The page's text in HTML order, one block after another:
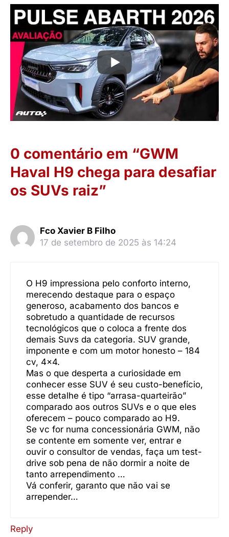
0 comentário em “GWM
Haval H9 chega para desafiar
os SUVs raiz”
Fco Xavier B Filho
17 de setembro de 2025 às 14:24
O H9 impressiona pelo conforto interno,
merecendo destaque para o espaço
generoso, acabamento dos bancos e
sobretudo a quantidade de recursos
tecnológicos que o coloca a frente dos
demais Suvs da categoria. SUV grande,
imponente e com um motor honesto – 184
cv, 4×4.
Mas o que desperta a curiosidade em
conhecer esse SUV é seu custo-benefício,
esse detalhe é tipo “arrasa-quarteirão”
comparado aos outros SUVs e o que eles
oferecem – pouco comparado ao H9.
Se vc for numa concessionária GWM, não
se contente em somente ver, entrar e
ouvir o consultor de vendas, faça um test-
drive sob pena de não dormir a noite de
tanto arrependimento …
Vá conferir, garanto que não vai se
arrepender…
Reply